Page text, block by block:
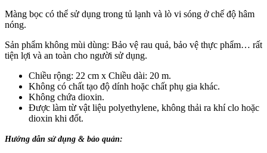
Màng bọc có thể sử dụng trong tủ lạnh và lò vi sóng ở chế độ hâm
nóng.
Sản phẩm không mùi dùng: Bảo vệ rau quả, bảo vệ thực phẩm… rất
tiện lợi và an toàn cho người sử dụng.
Chiều rộng: 22 cm x Chiều dài: 20 m.
Không có chất tạo độ dính hoặc chất phụ gia khác.
Không chứa dioxin.
Được làm từ vật liệu polyethylene, không thải ra khí clo hoặc
dioxin khi đốt.
Hướng dẫn sử dụng & bảo quản: